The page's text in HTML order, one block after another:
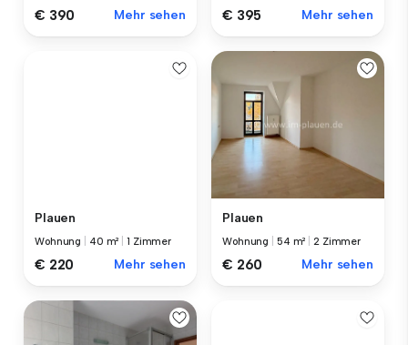
€ 390 Mehr sehen € 395 Mehr sehen
Plauen
Wohnung 40 m² |1 Zimmer
€ 220 Mehr sehen
Plauen
Wohnung 54 m² |2 Zimmer
€ 260 Mehr sehen